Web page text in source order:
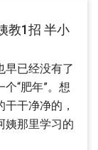
教1招 半小
早已经没有了
“肥年”。想
干净净的，
姨那里学习的